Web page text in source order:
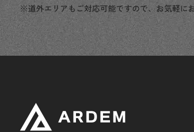
※道外エリアもご対応可能ですので、お気軽に